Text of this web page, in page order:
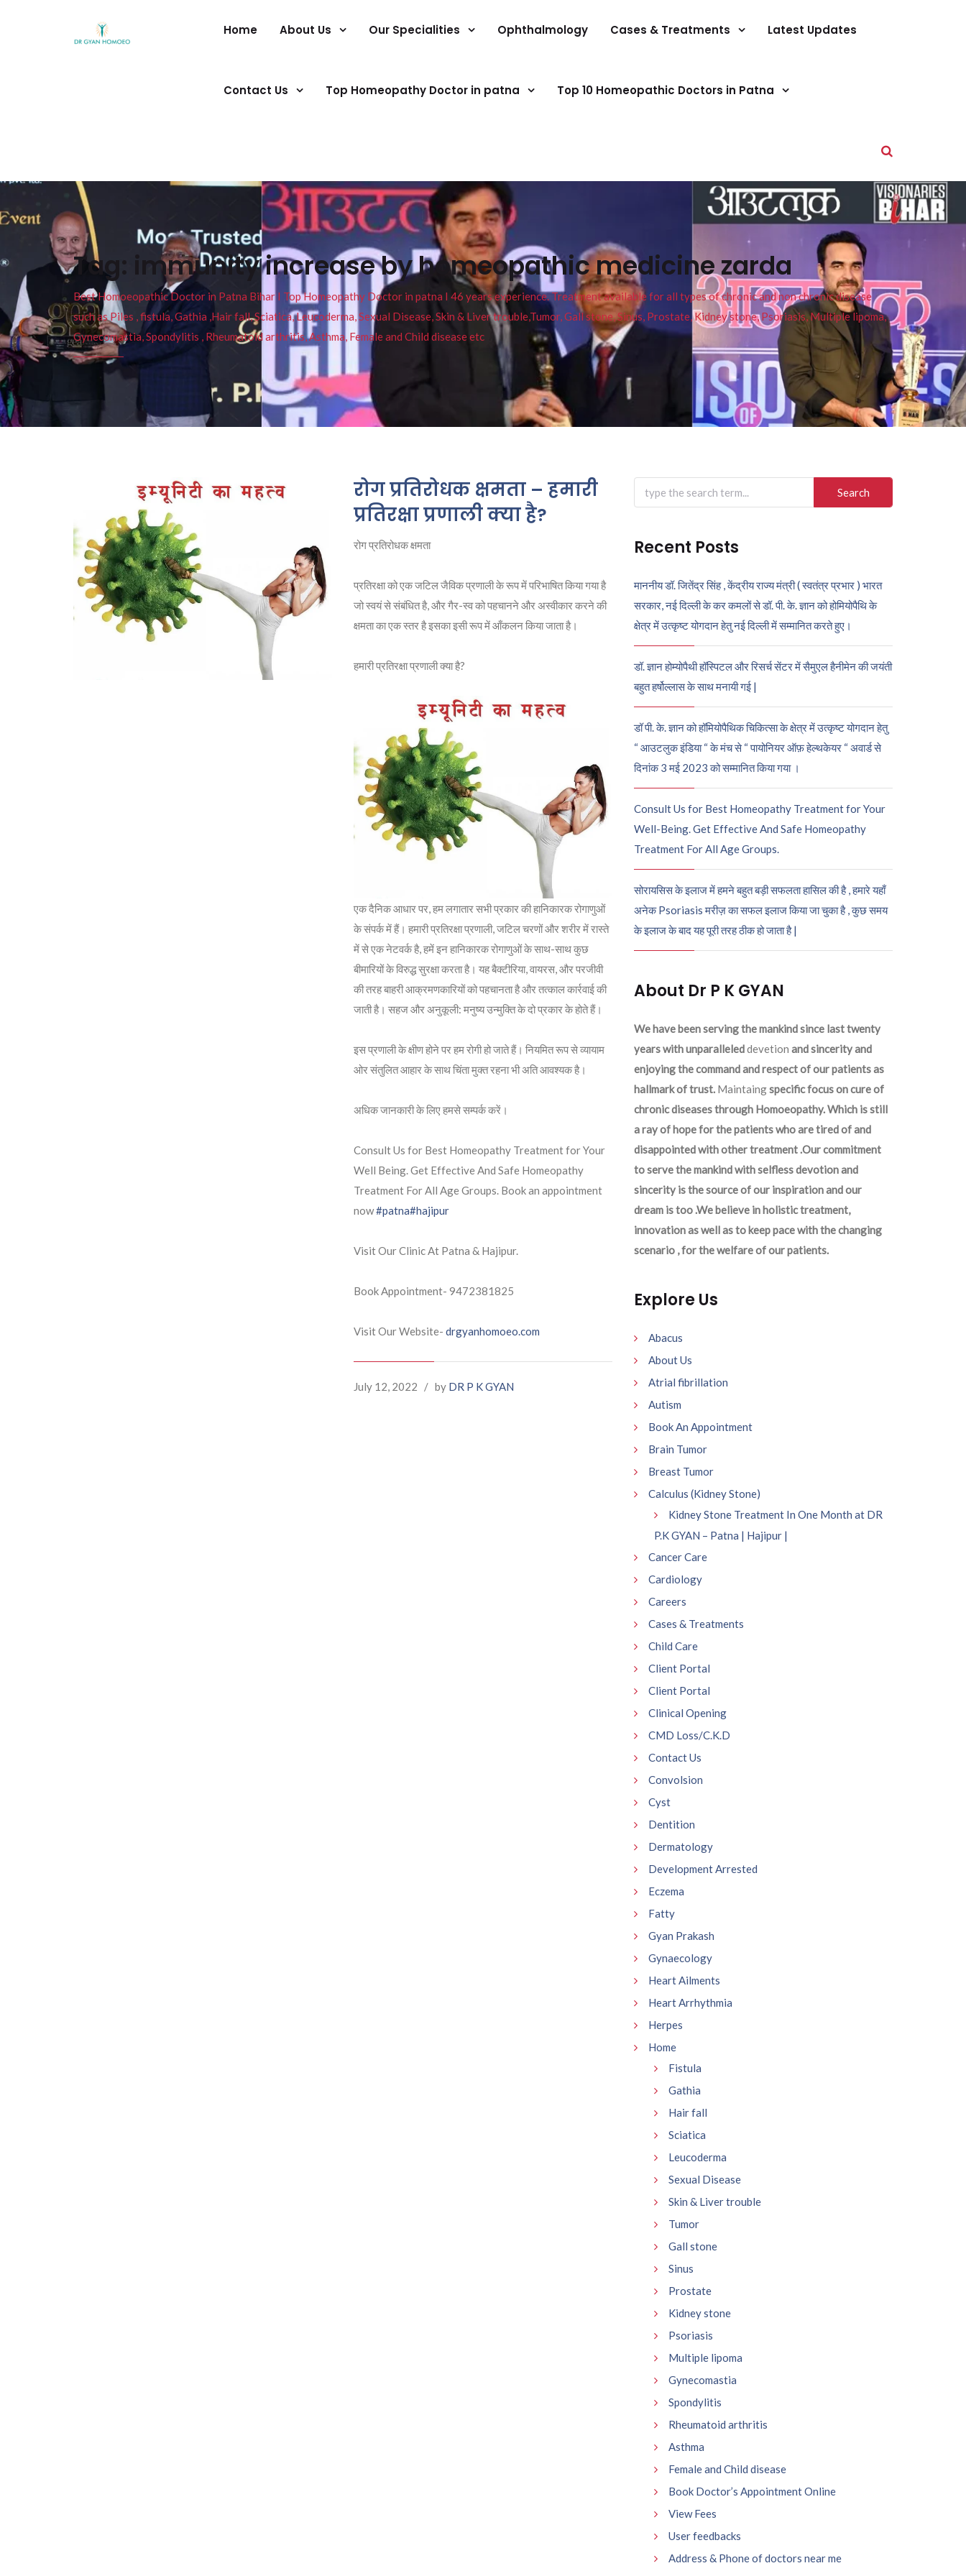
Home About Us Our Specialities Ophthalmology Cases & Treatments Latest Updates
Contact Us Top Homeopathy Doctor in patna Top 10 Homeopathic Doctors in Patna
Tag: immunity increase by homeopathic medicine zarda
Best Homoeopathic Doctor in Patna Bihar I Top Homeopathy Doctor in patna I 46 years experience. Treatment available for all types of chronic and non chronic disease
such as Piles , fistula, Gathia ,Hair fall, Sciatica, Leucoderma, Sexual Disease, Skin & Liver trouble,Tumor, Gall stone, Sinus, Prostate, Kidney stone, Psoriasis, Multiple lipoma,
Gynecomastia, Spondylitis , Rheumatoid arthritis, Asthma, Female and Child disease etc
रोग प्रतिरोधक क्षमता – हमारी
प्रतिरक्षा प्रणाली क्या है?
रोग प्रतिरोधक क्षमता
प्रतिरक्षा को एक जटिल जैविक प्रणाली के रूप में परिभाषित किया गया है
जो स्वयं से संबंधित है, और गैर-स्व को पहचानने और अस्वीकार करने की
क्षमता का एक स्तर है इसका इसी रूप में आँकलन किया जाता है।
हमारी प्रतिरक्षा प्रणाली क्या है?
एक दैनिक आधार पर, हम लगातार सभी प्रकार की हानिकारक रोगाणुओं
के संपर्क में हैं। हमारी प्रतिरक्षा प्रणाली, जटिल चरणों और शरीर में रास्ते
में से एक नेटवर्क है, हमें इन हानिकारक रोगाणुओं के साथ-साथ कुछ
बीमारियों के विरुद्ध सुरक्षा करता है। यह बैक्टीरिया, वायरस, और परजीवी
की तरह बाहरी आक्रमणकारियों को पहचानता है और तत्काल कार्रवाई की
जाती है। सहज और अनुकूली: मनुष्य उन्मुक्ति के दो प्रकार के होते हैं।
इस प्रणाली के क्षीण होने पर हम रोगी हो जाते हैं। नियमित रूप से व्यायाम
ओर संतुलित आहार के साथ चिंता मुक्त रहना भी अति आवश्यक है।
अधिक जानकारी के लिए हमसे सम्पर्क करें।
Consult Us for Best Homeopathy Treatment for Your
Well Being. Get Effective And Safe Homeopathy
Treatment For All Age Groups. Book an appointment
now#patna#hajipur
Visit Our Clinic At Patna & Hajipur.
Book Appointment- 9472381825
Visit Our Website- drgyanhomoeo.com
July 12, 2022 / by DR P K GYAN
Search
for:
Recent Posts
माननीय डॉ. जितेंद्र सिंह , केंद्रीय राज्य मंत्री ( स्वतंत्र प्रभार ) भारत
सरकार, नई दिल्ली के कर कमलों से डॉ. पी. के. ज्ञान को होमियोपैथि के
क्षेत्र में उत्कृष्ट योगदान हेतु नई दिल्ली में सम्मानित करते हुए।
डॉ. ज्ञान होम्योपैथी हॉस्पिटल और रिसर्च सेंटर में सैमुएल हैनीमेन की जयंती
बहुत हर्षोल्लास के साथ मनायी गई |
डॉ पी. के. ज्ञान को हॉमियोपैथिक चिकित्सा के क्षेत्र में उत्कृष्ट योगदान हेतु
“ आउटलुक इंडिया “ के मंच से “ पायोनियर ऑफ़ हेल्थकेयर “ अवार्ड से
दिनांक 3 मई 2023 को सम्मानित किया गया ।
Consult Us for Best Homeopathy Treatment for Your
Well-Being. Get Effective And Safe Homeopathy
Treatment For All Age Groups.
सोरायसिस के इलाज में हमने बहुत बड़ी सफलता हासिल की है , हमारे यहाँ
अनेक Psoriasis मरीज़ का सफल इलाज किया जा चुका है , कुछ समय
के इलाज के बाद यह पूरी तरह ठीक हो जाता है |
About Dr P K GYAN
We have been serving the mankind since last twenty
years with unparalleleddevetion and sincerity and
enjoying the command and respect of our patients as
hallmark of trust. Maintaingspecific focus on cure of
chronic diseases through Homoeopathy. Which is still
a ray of hope for the patients who are tired of and
disappointed with other treatment .Our commitment
to serve the mankind with selfless devotion and
sincerity is the source of our inspiration and our
dream is too .We believe in holistic treatment,
innovation as well as to keep pace with the changing
scenario , for the welfare of our patients.
Explore Us
Abacus
About Us
Atrial fibrillation
Autism
Book An Appointment
Brain Tumor
Breast Tumor
Calculus (Kidney Stone)
Kidney Stone Treatment In One Month at DR
P.K GYAN – Patna | Hajipur |
Cancer Care
Cardiology
Careers
Cases & Treatments
Child Care
Client Portal
Client Portal
Clinical Opening
CMD Loss/C.K.D
Contact Us
Convolsion
Cyst
Dentition
Dermatology
Development Arrested
Eczema
Fatty
Gyan Prakash
Gynaecology
Heart Ailments
Heart Arrhythmia
Herpes
Home
Fistula
Gathia
Hair fall
Sciatica
Leucoderma
Sexual Disease
Skin & Liver trouble
Tumor
Gall stone
Sinus
Prostate
Kidney stone
Psoriasis
Multiple lipoma
Gynecomastia
Spondylitis
Rheumatoid arthritis
Asthma
Female and Child disease
Book Doctor’s Appointment Online
View Fees
User feedbacks
Address & Phone of doctors near me